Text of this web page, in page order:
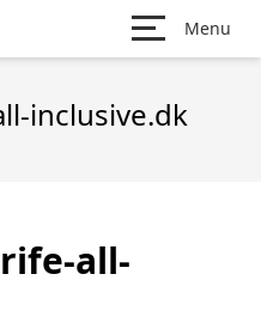
Menu
inclusive.dk
all-